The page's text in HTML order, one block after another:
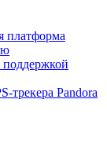
платформа
поддержкой
трекера Pandora